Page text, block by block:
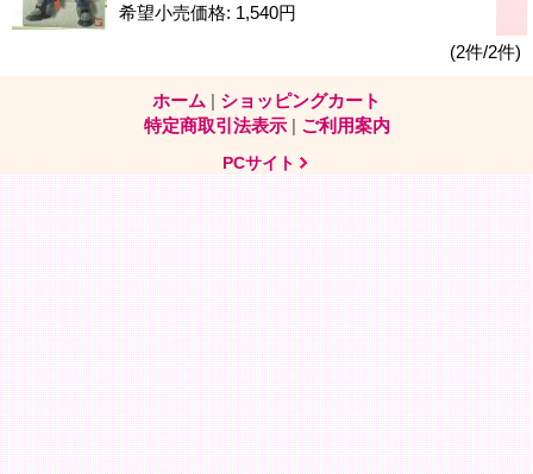
希望小売価格: 1,540円
(2件/2件)
ホーム | ショッピングカート
特定商取引法表示 | ご利用案内
PCサイト